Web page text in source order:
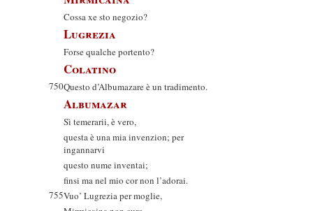
Cossa xe sto negozio?
Lugrezia
Forse qualche portento?
Colatino
750Questo d’Albumazare è un tradimento.
Albumazar
Sì temerarii, è vero,
questa è una mia invenzion; per
ingannarvi
questo nume inventai;
finsi ma nel mio cor non l’adorai.
755Vuo’ Lugrezia per moglie,